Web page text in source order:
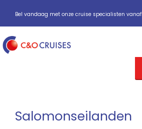
Bel vandaag met onze cruise specialisten vanaf
Salomonseilanden